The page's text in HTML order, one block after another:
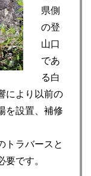
県側
の登
山口
であ
る白
により以前の
を設置、補修
トラバースと
です。